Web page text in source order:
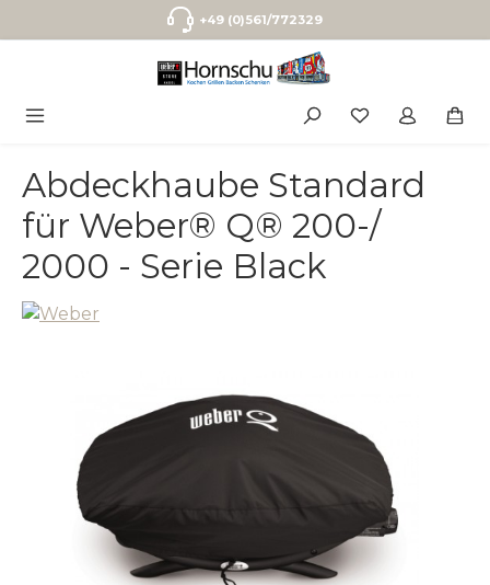
Zum Hauptinhalt springen+49 (0)561/772329
Abdeckhaube Standard
für Weber® Q® 200-/
2000 - Serie Black